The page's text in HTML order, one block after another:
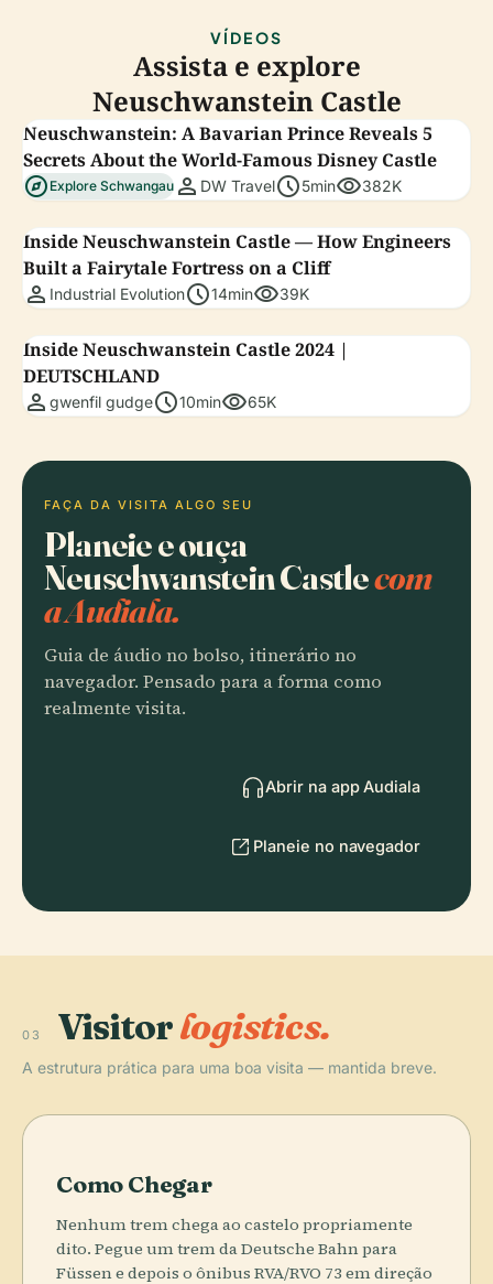
VÍDEOS
Assista e explore
Neuschwanstein Castle
Neuschwanstein: A Bavarian Prince Reveals 5
Secrets About the World-Famous Disney Castle
explore Explore Schwangau person DW Travelschedule5minvisibility382K
Inside Neuschwanstein Castle — How Engineers
Built a Fairytale Fortress on a Cliff
person Industrial Evolutionschedule14minvisibility39K
Inside Neuschwanstein Castle 2024 |
DEUTSCHLAND
person gwenfil gudgeschedule10minvisibility65K
FAÇA DA VISITA ALGO SEU
Planeie e ouça
Neuschwanstein Castlecom
a Audiala.
Guia de áudio no bolso, itinerário no
navegador. Pensado para a forma como
realmente visita.
Abrir na app Audiala
Planeie no navegador
03 Visitorlogistics.
A estrutura prática para uma boa visita — mantida breve.
Como Chegar
Nenhum trem chega ao castelo propriamente
dito. Pegue um trem da Deutsche Bahn para
Füssen e depois o ônibus RVA/RVO 73 em direção